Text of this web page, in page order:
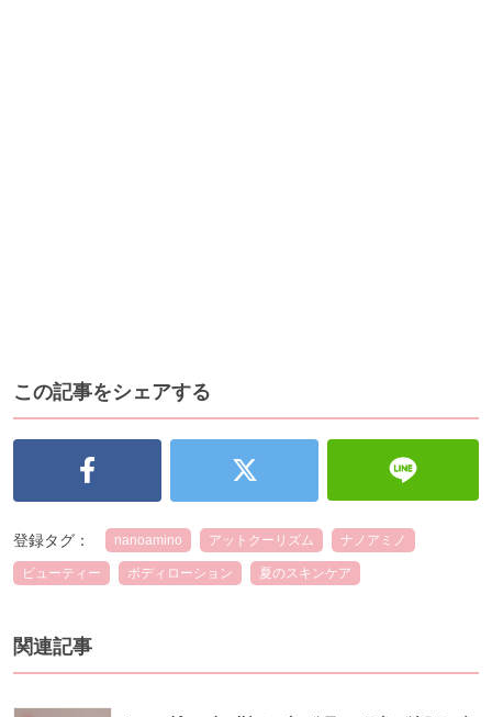
この記事をシェアする
登録タグ： nanoamino アットクーリズム ナノアミノ
ビューティー ボディローション 夏のスキンケア
関連記事